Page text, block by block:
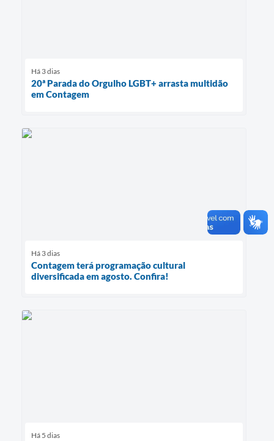
Há 3 dias
20ª Parada do Orgulho LGBT+ arrasta multidão
em Contagem
Há 3 dias
Contagem terá programação cultural
diversificada em agosto. Confira!
Há 5 dias